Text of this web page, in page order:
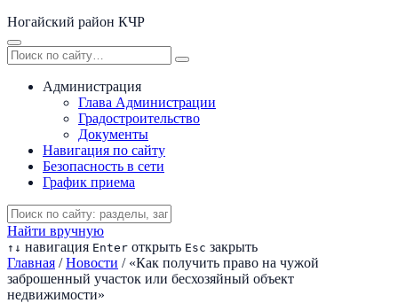
Ногайский район КЧР
Администрация
Глава Администрации
Градостроительство
Документы
Навигация по сайту
Безопасность в сети
График приема
Найти вручную
↑ ↓ навигация Enter открыть Esc закрыть
Главная / Новости / «Как получить право на чужой
заброшенный участок или бесхозяйный объект
недвижимости»